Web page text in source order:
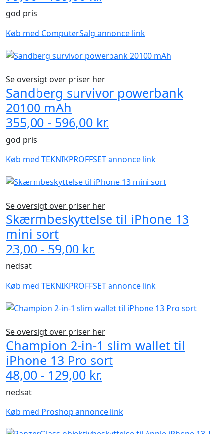
god pris
Køb med ComputerSalg annonce link
Se oversigt over priser her
Sandberg survivor powerbank
20100 mAh
355,00 - 596,00 kr.
god pris
Køb med TEKNIKPROFFSET annonce link
Se oversigt over priser her
Skærmbeskyttelse til iPhone 13
mini sort
23,00 - 59,00 kr.
nedsat
Køb med TEKNIKPROFFSET annonce link
Se oversigt over priser her
Champion 2-in-1 slim wallet til
iPhone 13 Pro sort
48,00 - 129,00 kr.
nedsat
Køb med Proshop annonce link